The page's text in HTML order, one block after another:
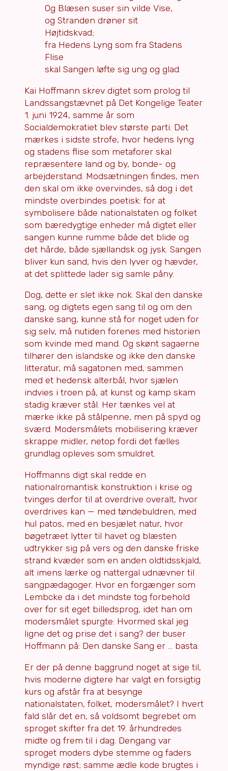
Og Blæsen suser sin vilde Vise,
og Stranden drøner sit
Højtidskvad;
fra Hedens Lyng som fra Stadens
Flise
skal Sangen løfte sig ung og glad.
Kai Hoffmann skrev digtet som prolog til
Landssangstævnet på Det Kongelige Teater
1. juni 1924, samme år som
Socialdemokratiet blev største parti. Det
mærkes i sidste strofe, hvor hedens lyng
og stadens flise som metaforer skal
repræsentere land og by, bonde- og
arbejderstand. Modsætningen findes, men
den skal om ikke overvindes, så dog i det
mindste overbindes poetisk: for at
symbolisere både nationalstaten og folket
som bæredygtige enheder må digtet eller
sangen kunne rumme både det blide og
det hårde, både sjællandsk og jysk. Sangen
bliver kun sand, hvis den lyver og hævder,
at det splittede lader sig samle påny.
Dog, dette er slet ikke nok. Skal den danske
sang, og digtets egen sang til og om den
danske sang, kunne stå for noget uden for
sig selv, må nutiden forenes med historien
som kvinde med mand. Og skønt sagaerne
tilhører den islandske og ikke den danske
litteratur, må sagatonen med, sammen
med et hedensk alterbål, hvor sjælen
indvies i troen på, at kunst og kamp skam
stadig kræver stål. Her tænkes vel at
mærke ikke på stålpenne, men på spyd og
sværd. Modersmålets mobilisering kræver
skrappe midler, netop fordi det fælles
grundlag opleves som smuldret.
Hoffmanns digt skal redde en
nationalromantisk konstruktion i krise og
tvinges derfor til at overdrive overalt, hvor
overdrives kan — med tøndebuldren, med
hul patos, med en besjælet natur, hvor
bøgetræet lytter til havet og blæsten
udtrykker sig på vers og den danske friske
strand kvæder som en anden oldtidsskjald,
alt imens lærke og nattergal udnævner til
sangpædagoger. Hvor en forgænger som
Lembcke da i det mindste tog forbehold
over for sit eget billedsprog, idet han om
modersmålet spurgte: Hvormed skal jeg
ligne det og prise det i sang? der buser
Hoffmann på: Den danske Sang er … basta.
Er der på denne baggrund noget at sige til,
hvis moderne digtere har valgt en forsigtig
kurs og afstår fra at besynge
nationalstaten, folket, modersmålet? I hvert
fald slår det en, så voldsomt begrebet om
sproget skifter fra det 19. århundredes
midte og frem til i dag. Dengang var
sproget moders dybe stemme og faders
myndige røst; samme ædle kode brugtes i